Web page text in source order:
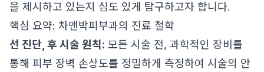
을 제시하고 있는지 심도 있게 탐구하고자 합니다.
핵심 요약: 차앤박피부과의 진료 철학
선 진단, 후 시술 원칙: 모든 시술 전, 과학적인 장비를
통해 피부 장벽 손상도를 정밀하게 측정하여 시술의 안